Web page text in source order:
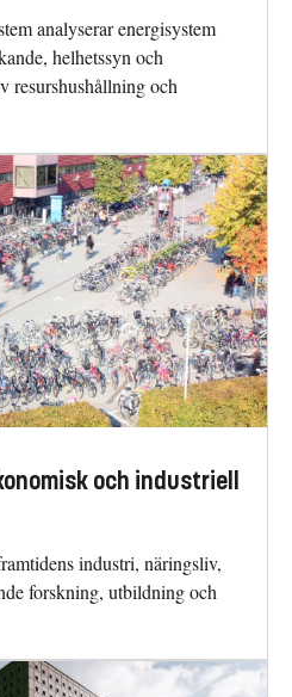
analyserar energisystem
helhetssyn och
resurshushållning och
och industriell
industri, näringsliv,
forskning, utbildning och